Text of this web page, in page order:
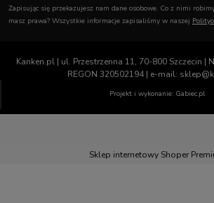
Zapisując się przekazujesz nam dane osobowe. Co z nimi
masz prawa? Wszystkie informacje zapisaliśmy w naszej
Kanken.pl | ul. Przestrzenna 11, 70-800 Szczecin |
REGON 320502194 | e-mail:
Projekt i wykonanie: Gabiec.pl
Sklep internetowy Shoper